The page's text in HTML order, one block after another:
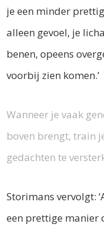
je een minder
alleen gevoel, je
benen, opeens
voorbij zien komen.’
Wanneer je vaak
boven brengt, train
gedachten te
Storimans vervolgt:
een prettige manier